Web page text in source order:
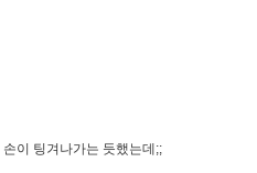
이 팅겨나가는 듯했는데;;